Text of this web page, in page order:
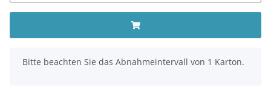
x
Bitte beachten Sie das Abnahmeintervall von 1 Karton.